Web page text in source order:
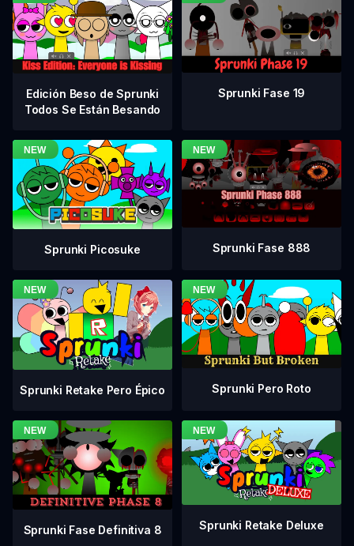
Edición Beso de Sprunki
Todos Se Están Besando
Sprunki Fase 19
Sprunki Picosuke Sprunki Fase 888
Sprunki Retake Pero Épico Sprunki Pero Roto
Sprunki Fase Definitiva 8 Sprunki Retake Deluxe